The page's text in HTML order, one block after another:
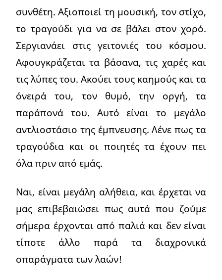
συνθέτη. Αξιοποιεί τη μουσική, τον στίχο,
το τραγούδι για να σε βάλει στον χορό.
Σεργιανάει στις γειτονιές του κόσμου.
Αφουγκράζεται τα βάσανα, τις χαρές και
τις λύπες του. Ακούει τους καημούς και τα
όνειρά του, τον θυμό, την οργή, τα
παράπονά του. Αυτό είναι το μεγάλο
αντλιοστάσιο της έμπνευσης. Λένε πως τα
τραγούδια και οι ποιητές τα έχουν πει
όλα πριν από εμάς.
Ναι, είναι μεγάλη αλήθεια, και έρχεται να
μας επιβεβαιώσει πως αυτά που ζούμε
σήμερα έρχονται από παλιά και δεν είναι
τίποτε άλλο παρά τα διαχρονικά
σπαράγματα των λαών!